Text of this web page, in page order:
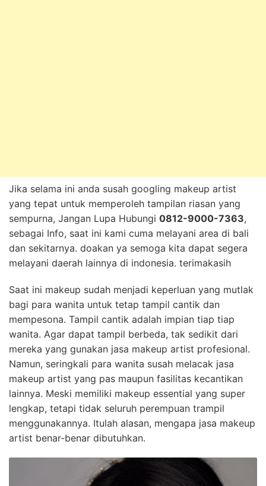
Jika selama ini anda susah googling makeup artist
yang tepat untuk memperoleh tampilan riasan yang
sempurna, Jangan Lupa Hubungi 0812-9000-7363,
sebagai Info, saat ini kami cuma melayani area di bali
dan sekitarnya. doakan ya semoga kita dapat segera
melayani daerah lainnya di indonesia. terimakasih
Saat ini makeup sudah menjadi keperluan yang mutlak
bagi para wanita untuk tetap tampil cantik dan
mempesona. Tampil cantik adalah impian tiap tiap
wanita. Agar dapat tampil berbeda, tak sedikit dari
mereka yang gunakan jasa makeup artist profesional.
Namun, seringkali para wanita susah melacak jasa
makeup artist yang pas maupun fasilitas kecantikan
lainnya. Meski memiliki makeup essential yang super
lengkap, tetapi tidak seluruh perempuan trampil
menggunakannya. Itulah alasan, mengapa jasa makeup
artist benar-benar dibutuhkan.